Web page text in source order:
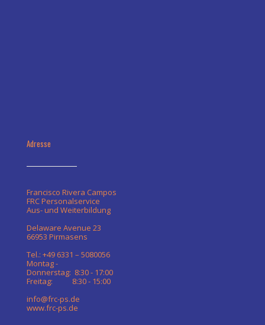
Adresse
Francisco Rivera Campos
FRC Personalservice
Aus- und Weiterbildung
Delaware Avenue 23
66953 Pirmasens
Tel.: +49 6331 – 5080056
Montag -
Donnerstag: 8:30 - 17:00
Freitag: 8:30 - 15:00
info@frc-ps.de
www.frc-ps.de